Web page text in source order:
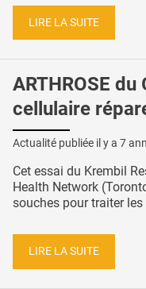
LIRE LA SUITE
ARTHROSE du
cellulaire
Actualité publiée il y a 7
Cet essai du Krembil
Health Network
souches pour traiter
LIRE LA SUITE